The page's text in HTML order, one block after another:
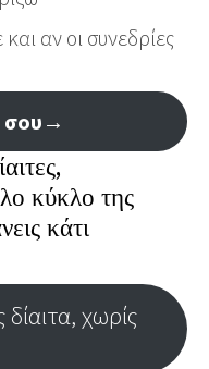
αν οι συνεδρίες
σου →
κύκλο της
κάτι
χωρίς